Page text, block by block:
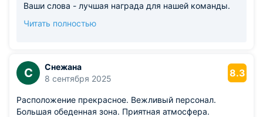
Ваши слова - лучшая награда для нашей команды.
время Ваших будущих путешествий. Желаем Вам
Читать полностью
С
Снежана
8 сентября 2025
8.3
Расположение прекрасное. Вежливый персонал.
Большая обеденная зона. Приятная атмосфера.